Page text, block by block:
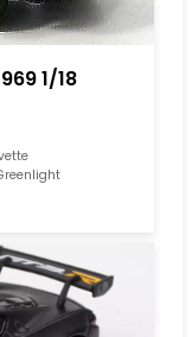
1/18